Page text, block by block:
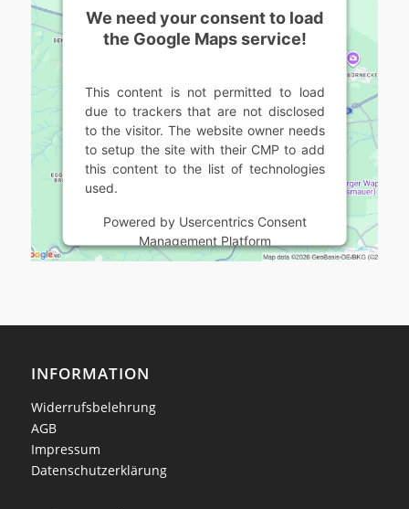
We need your consent to load
the Google Maps service!
This content is not permitted to load
due to trackers that are not disclosed
to the visitor. The website owner needs
to setup the site with their CMP to add
this content to the list of technologies
used.
Powered by Usercentrics Consent
Management Platform
INFORMATION
Widerrufsbelehrung
AGB
Impressum
Datenschutzerklärung